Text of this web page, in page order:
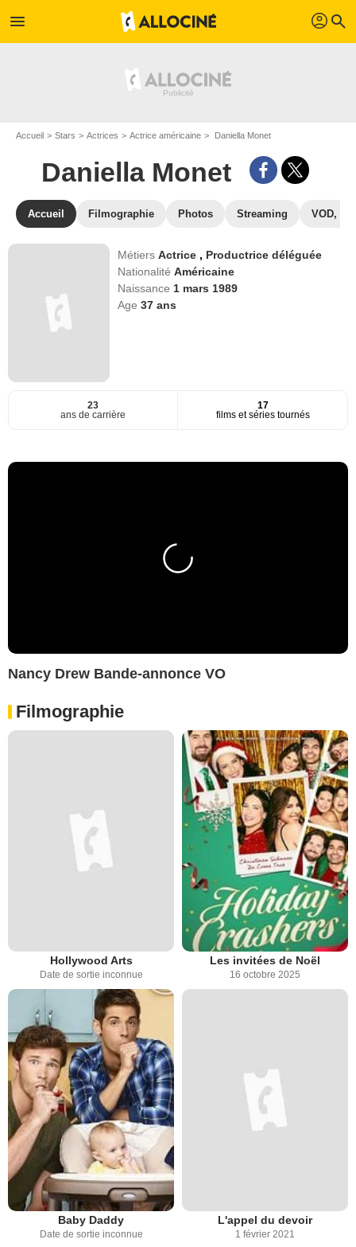
menu profil search
Accueil Stars Actrices Actrice américaine Daniella Monet
Daniella Monet
Accueil Filmographie Photos Streaming VOD,
MétiersActrice , Productrice déléguée
NationalitéAméricaine
Naissance 1 mars 1989
Age37 ans
23
ans de carrière
17
films et séries tournés
Nancy Drew Bande-annonce VO
Filmographie
Hollywood Arts
Date de sortie inconnue
Les invitées de Noël
16 octobre 2025
Baby Daddy
Date de sortie inconnue
L'appel du devoir
1 février 2021